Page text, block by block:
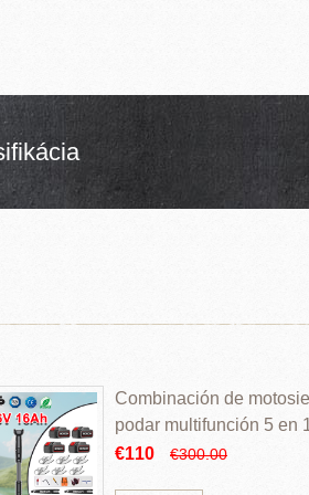
Combinación de
podar multifunción 5 en
€110
€300.00